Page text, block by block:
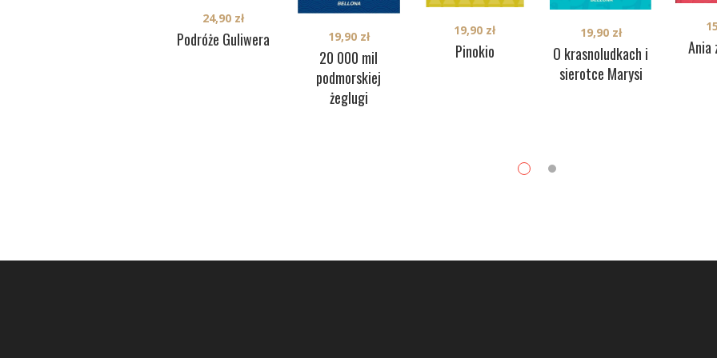
Podróże Guliwera
24,90 zł
20 000 mil
podmorskiej
żeglugi
19,90 zł
Pinokio
19,90 zł
O krasnoludkach i
sierotce Marysi
19,90 zł
Ania